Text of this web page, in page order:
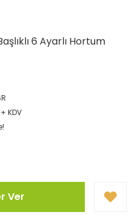
6 Ayarlı Hortum
KDV
Ver